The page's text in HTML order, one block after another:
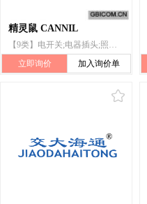
精灵鼠 CANNIL
【9类】电开关;电器插头;照明设备用镇流器;插座、插头和其他连接物(电器连接);电门铃;电池;电熨斗;电源材料(电线、电缆);计算器;鼠标(数据处理设备)
立即询价
加入询价单